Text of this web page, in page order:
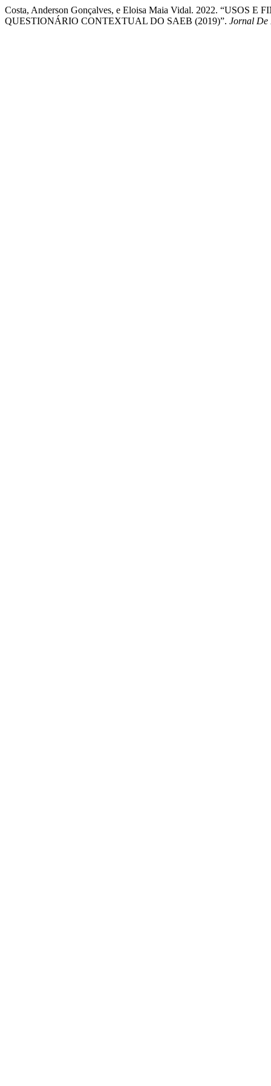
Costa, Anderson Gonçalves, e Eloisa Maia Vidal. 2022. “USOS
QUESTIONÁRIO CONTEXTUAL DO SAEB (2019)”. Jornal De